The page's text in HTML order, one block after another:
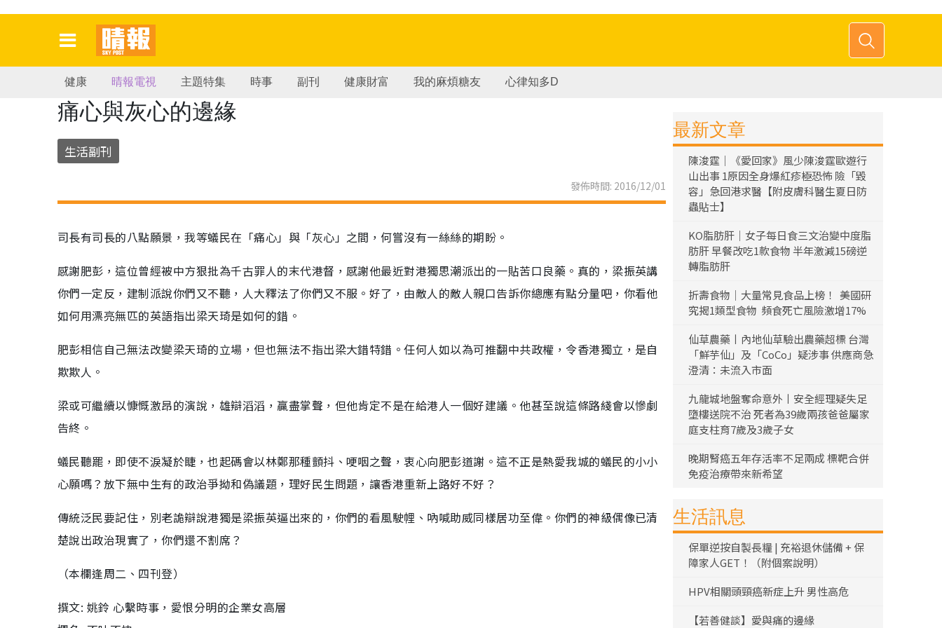
健康 晴報電視 主題特集 時事 副刊 健康財富 我的麻煩糖友 心律知多D
痛心與灰心的邊緣
生活副刊
發佈時間: 2016/12/01
司長有司長的八點願景，我等蟻民在「痛心」與「灰心」之間，何嘗沒有一絲絲的期盼。
感謝肥彭，這位曾經被中方狠批為千古罪人的末代港督，感謝他最近對港獨思潮派出的一貼苦口良藥。真的，梁振英講
你們一定反，建制派說你們又不聽，人大釋法了你們又不服。好了，由敵人的敵人親口告訴你總應有點分量吧，你看他
如何用漂亮無匹的英語指出梁天琦是如何的錯。
肥彭相信自己無法改變梁天琦的立場，但也無法不指出梁大錯特錯。任何人如以為可推翻中共政權，令香港獨立，是自
欺欺人。
梁或可繼續以慷慨激昂的演說，雄辯滔滔，贏盡掌聲，但他肯定不是在給港人一個好建議。他甚至說這條路綫會以慘劇
告終。
蟻民聽罷，即使不淚凝於睫，也起碼會以林鄭那種顫抖、哽咽之聲，衷心向肥彭道謝。這不正是熱愛我城的蟻民的小小
心願嗎？放下無中生有的政治爭拗和偽議題，理好民生問題，讓香港重新上路好不好？
傳統泛民要記住，別老詭辯說港獨是梁振英逼出來的，你們的看風駛𢃇、吶喊助威同樣居功至偉。你們的神級偶像已清
楚說出政治現實了，你們還不割席？
（本欄逢周二、四刊登）
撰文: 姚鈴 心繫時事，愛恨分明的企業女高層
最新文章
陳浚霆｜《愛回家》風少陳浚霆歐遊行
山出事 1原因全身爆紅疹極恐怖 險「毀
容」急回港求醫【附皮膚科醫生夏日防
蟲貼士】
KO脂肪肝｜女子每日食三文治變中度脂
肪肝 早餐改吃1款食物 半年激減15磅逆
轉脂肪肝
折壽食物｜大量常見食品上榜！ 美國研
究揭1類型食物 頻食死亡風險激增17%
仙草農藥丨內地仙草驗出農藥超標 台灣
「鮮芋仙」及「CoCo」疑涉事 供應商急
澄清：未流入市面
九龍城地盤奪命意外丨安全經理疑失足
墮樓送院不治 死者為39歲兩孩爸爸屬家
庭支柱育7歲及3歲子女
晚期腎癌五年存活率不足兩成 標靶合併
免疫治療帶來新希望
生活訊息
保單逆按自製長糧 | 充裕退休儲備 + 保
障家人GET！（附個案說明）
HPV相關頭頸癌新症上升 男性高危
【若善健談】愛與痛的邊緣